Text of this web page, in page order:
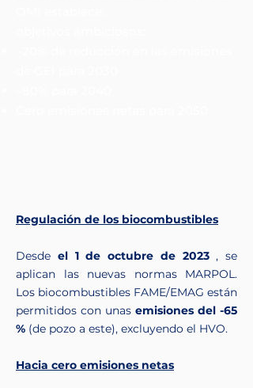
Regulación de los biocombustibles
Desde el 1 de octubre de 2023, se
aplican las nuevas normas MARPOL.
Los biocombustibles FAME/EMAG están
permitidos con unas emisiones del -65
% (de pozo a este), excluyendo el HVO.
Hacia cero emisiones netas